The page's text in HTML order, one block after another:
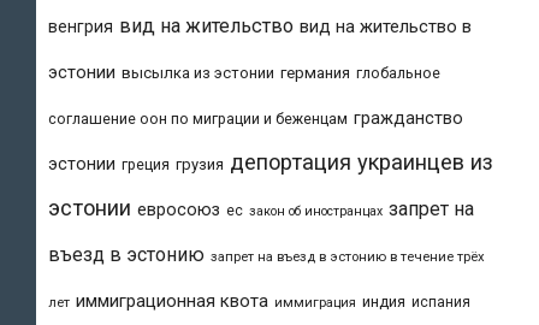
венгрия вид на жительство вид на жительство в
эстонии высылка из эстонии германия глобальное
соглашение оон по миграции и беженцам гражданство
эстонии греция грузия депортация украинцев из
эстонии евросоюз ес закон об иностранцах запрет на
въезд в эстонию запрет на въезд в эстонию в течение трёх
лет иммиграционная квота иммиграция индия испания